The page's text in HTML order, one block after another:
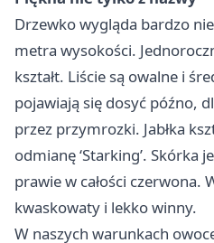
Drzewko wygląda bardzo
metra wysokości.
kształt. Liście są owalne i
pojawiają się dosyć późno,
przez przymrozki. Jabłka
odmianę ‘Starking’. Skórka
prawie w całości czerwona.
kwaskowaty i lekko winny.
W naszych warunkach